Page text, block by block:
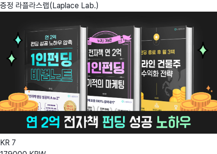
증정 라플라스랩(Laplace Lab.)
KR 7